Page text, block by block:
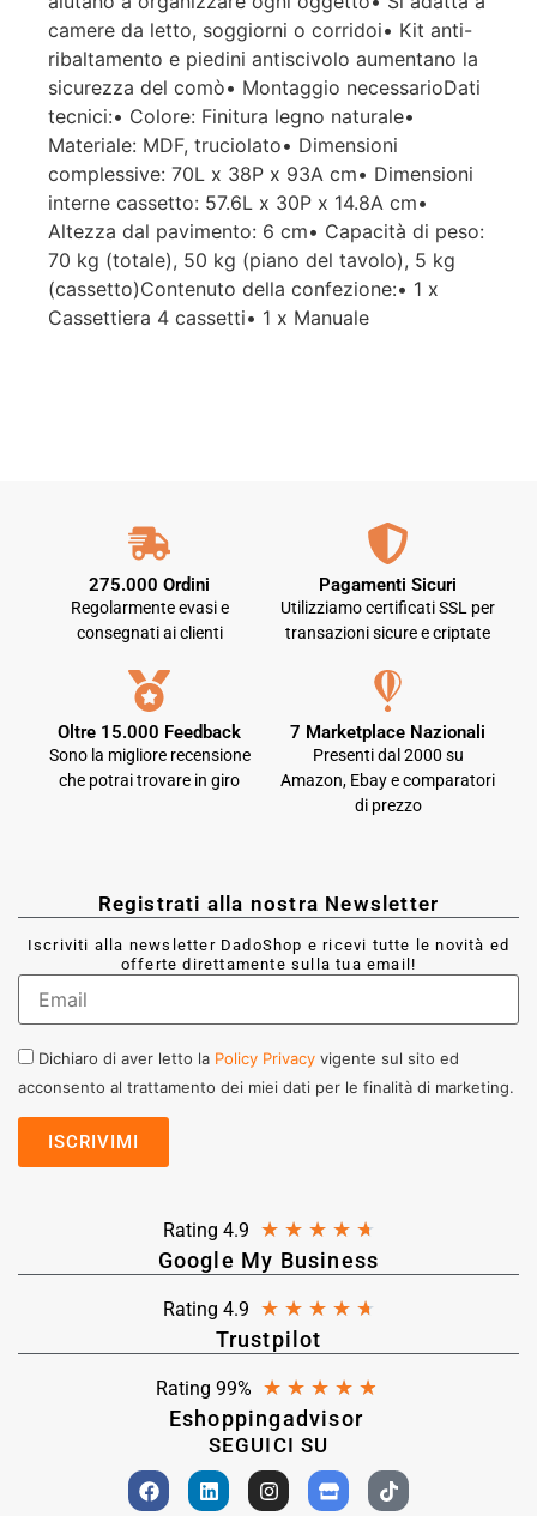
camere da letto, soggiorni o corridoi• Kit anti-
ribaltamento e piedini antiscivolo aumentano la
sicurezza del comò• Montaggio necessarioDati
tecnici:• Colore: Finitura legno naturale•
Materiale: MDF, truciolato• Dimensioni
complessive: 70L x 38P x 93A cm• Dimensioni
interne cassetto: 57.6L x 30P x 14.8A cm•
Altezza dal pavimento: 6 cm• Capacità di peso:
70 kg (totale), 50 kg (piano del tavolo), 5 kg
(cassetto)Contenuto della confezione:• 1 x
Cassettiera 4 cassetti• 1 x Manuale
275.000 Ordini
Regolarmente evasi e
consegnati ai clienti
Pagamenti Sicuri
Utilizziamo certificati SSL per
transazioni sicure e criptate
Oltre 15.000 Feedback
Sono la migliore recensione
che potrai trovare in giro
7 Marketplace Nazionali
Presenti dal 2000 su
Amazon, Ebay e comparatori
di prezzo
Registrati alla nostra Newsletter
Iscriviti alla newsletter DadoShop e ricevi tutte le novità ed
offerte direttamente sulla tua email!
Dichiaro di aver letto la Policy Privacy vigente sul sito ed
acconsento al trattamento dei miei dati per le finalità di marketing.
Rating 4.9 ★ ★ ★ ★ ★
Google My Business
Rating 4.9 ★ ★ ★ ★ ★
Trustpilot
Rating 99% ★ ★ ★ ★ ★
Eshoppingadvisor
SEGUICI SU